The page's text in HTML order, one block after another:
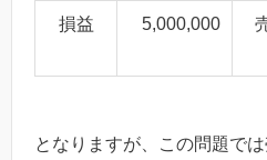
損益 5,000,000
となりますが、この問題で